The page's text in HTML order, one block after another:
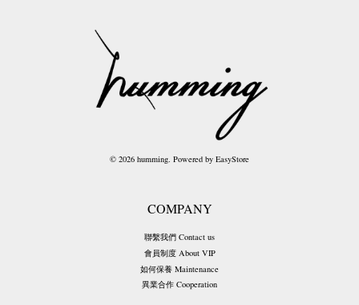
© 2026 humming. Powered by EasyStore
COMPANY
聯繫我們 Contact us
會員制度 About VIP
如何保養 Maintenance
異業合作 Cooperation